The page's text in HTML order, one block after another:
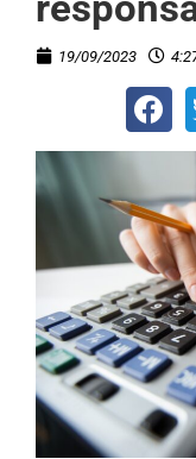
19/09/2023